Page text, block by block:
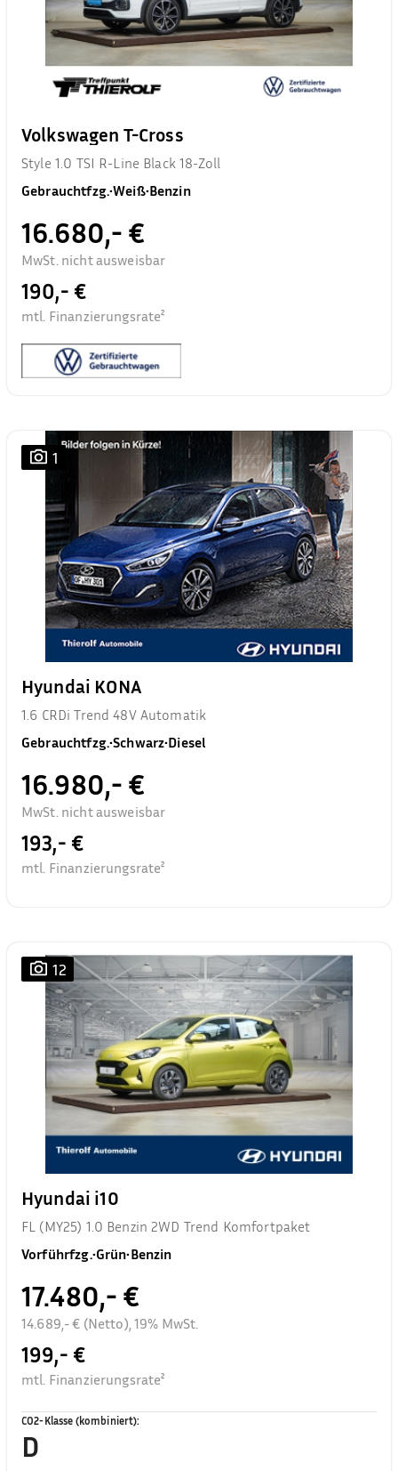
Volkswagen T-Cross
Style 1.0 TSI R-Line Black 18-Zoll
Gebrauchtfzg.•Weiß•Benzin
16.680,- €
MwSt. nicht ausweisbar
190,- €
mtl. Finanzierungsrate²
1
Hyundai KONA
1.6 CRDi Trend 48V Automatik
Gebrauchtfzg.•Schwarz•Diesel
16.980,- €
MwSt. nicht ausweisbar
193,- €
mtl. Finanzierungsrate²
12
Hyundai i10
FL (MY25) 1.0 Benzin 2WD Trend Komfortpaket
Vorführfzg.•Grün•Benzin
17.480,- €
14.689,- € (Netto), 19% MwSt.
199,- €
mtl. Finanzierungsrate²
CO2-Klasse (kombiniert):
D